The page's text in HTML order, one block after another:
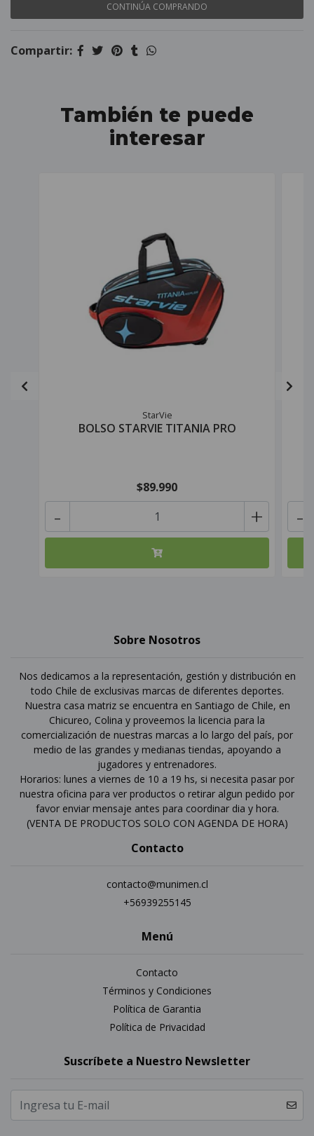
CONTINÚA COMPRANDO
Compartir:
También te puede
interesar
StarVie
BOLSO STARVIE TITANIA PRO
$89.990
+
- -
Sobre Nosotros
Nos dedicamos a la representación, gestión y distribución en
todo Chile de exclusivas marcas de diferentes deportes.
Nuestra casa matriz se encuentra en Santiago de Chile, en
Chicureo, Colina y proveemos la licencia para la
comercialización de nuestras marcas a lo largo del país, por
medio de las grandes y medianas tiendas, apoyando a
jugadores y entrenadores.
Horarios: lunes a viernes de 10 a 19 hs, si necesita pasar por
nuestra oficina para ver productos o retirar algun pedido por
favor enviar mensaje antes para coordinar dia y hora.
(VENTA DE PRODUCTOS SOLO CON AGENDA DE HORA)
Contacto
contacto@munimen.cl
+56939255145
Menú
Contacto
Términos y Condiciones
Política de Garantia
Política de Privacidad
Suscríbete a Nuestro Newsletter